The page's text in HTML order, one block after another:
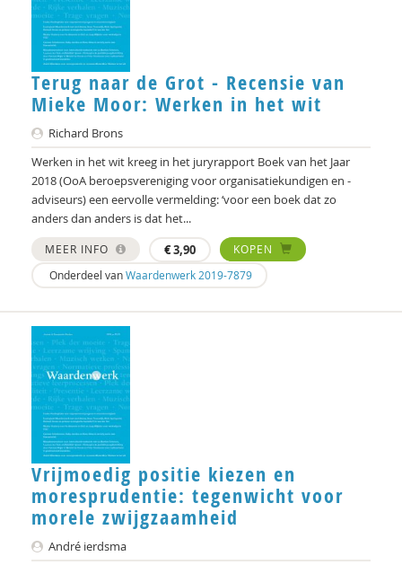
Robert van Putten
Denise Robbesom
Peter Rombouts
Bart van Rosmalen
Joke van Saane
Wouter Schenke
Martien Schreurs
Chantal Sluijsmans
Annika Smit
Barbara van der Steen
Fernando Suárez Müller
Caroline Suransky
Ben van den Brand
Peter van Hekke
Margret van Paassen
Terug naar de Grot - Recensie van
Mieke Moor: Werken in het wit
Richard Brons
Werken in het wit kreeg in het juryrapport Boek van het Jaar
2018 (OoA beroepsvereniging voor organisatiekundigen en -
adviseurs) een eervolle vermelding: ‘voor een boek dat zo
anders dan anders is dat het...
MEER INFO €3,90
KOPEN
Onderdeel vanWaardenwerk 2019-7879
Vrijmoedig positie kiezen en
moresprudentie: tegenwicht voor
morele zwijgzaamheid
André ierdsma